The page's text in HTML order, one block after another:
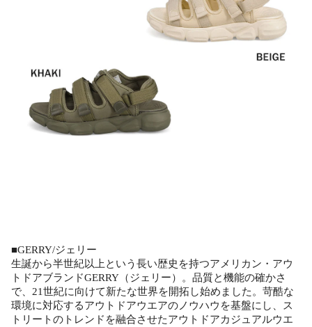
■GERRY/ジェリー
生誕から半世紀以上という長い歴史を持つアメリカン・アウ
トドアブランドGERRY（ジェリー）。品質と機能の確かさ
で、21世紀に向けて新たな世界を開拓し始めました。苛酷な
環境に対応するアウトドアウエアのノウハウを基盤にし、ス
トリートのトレンドを融合させたアウトドアカジュアルウエ